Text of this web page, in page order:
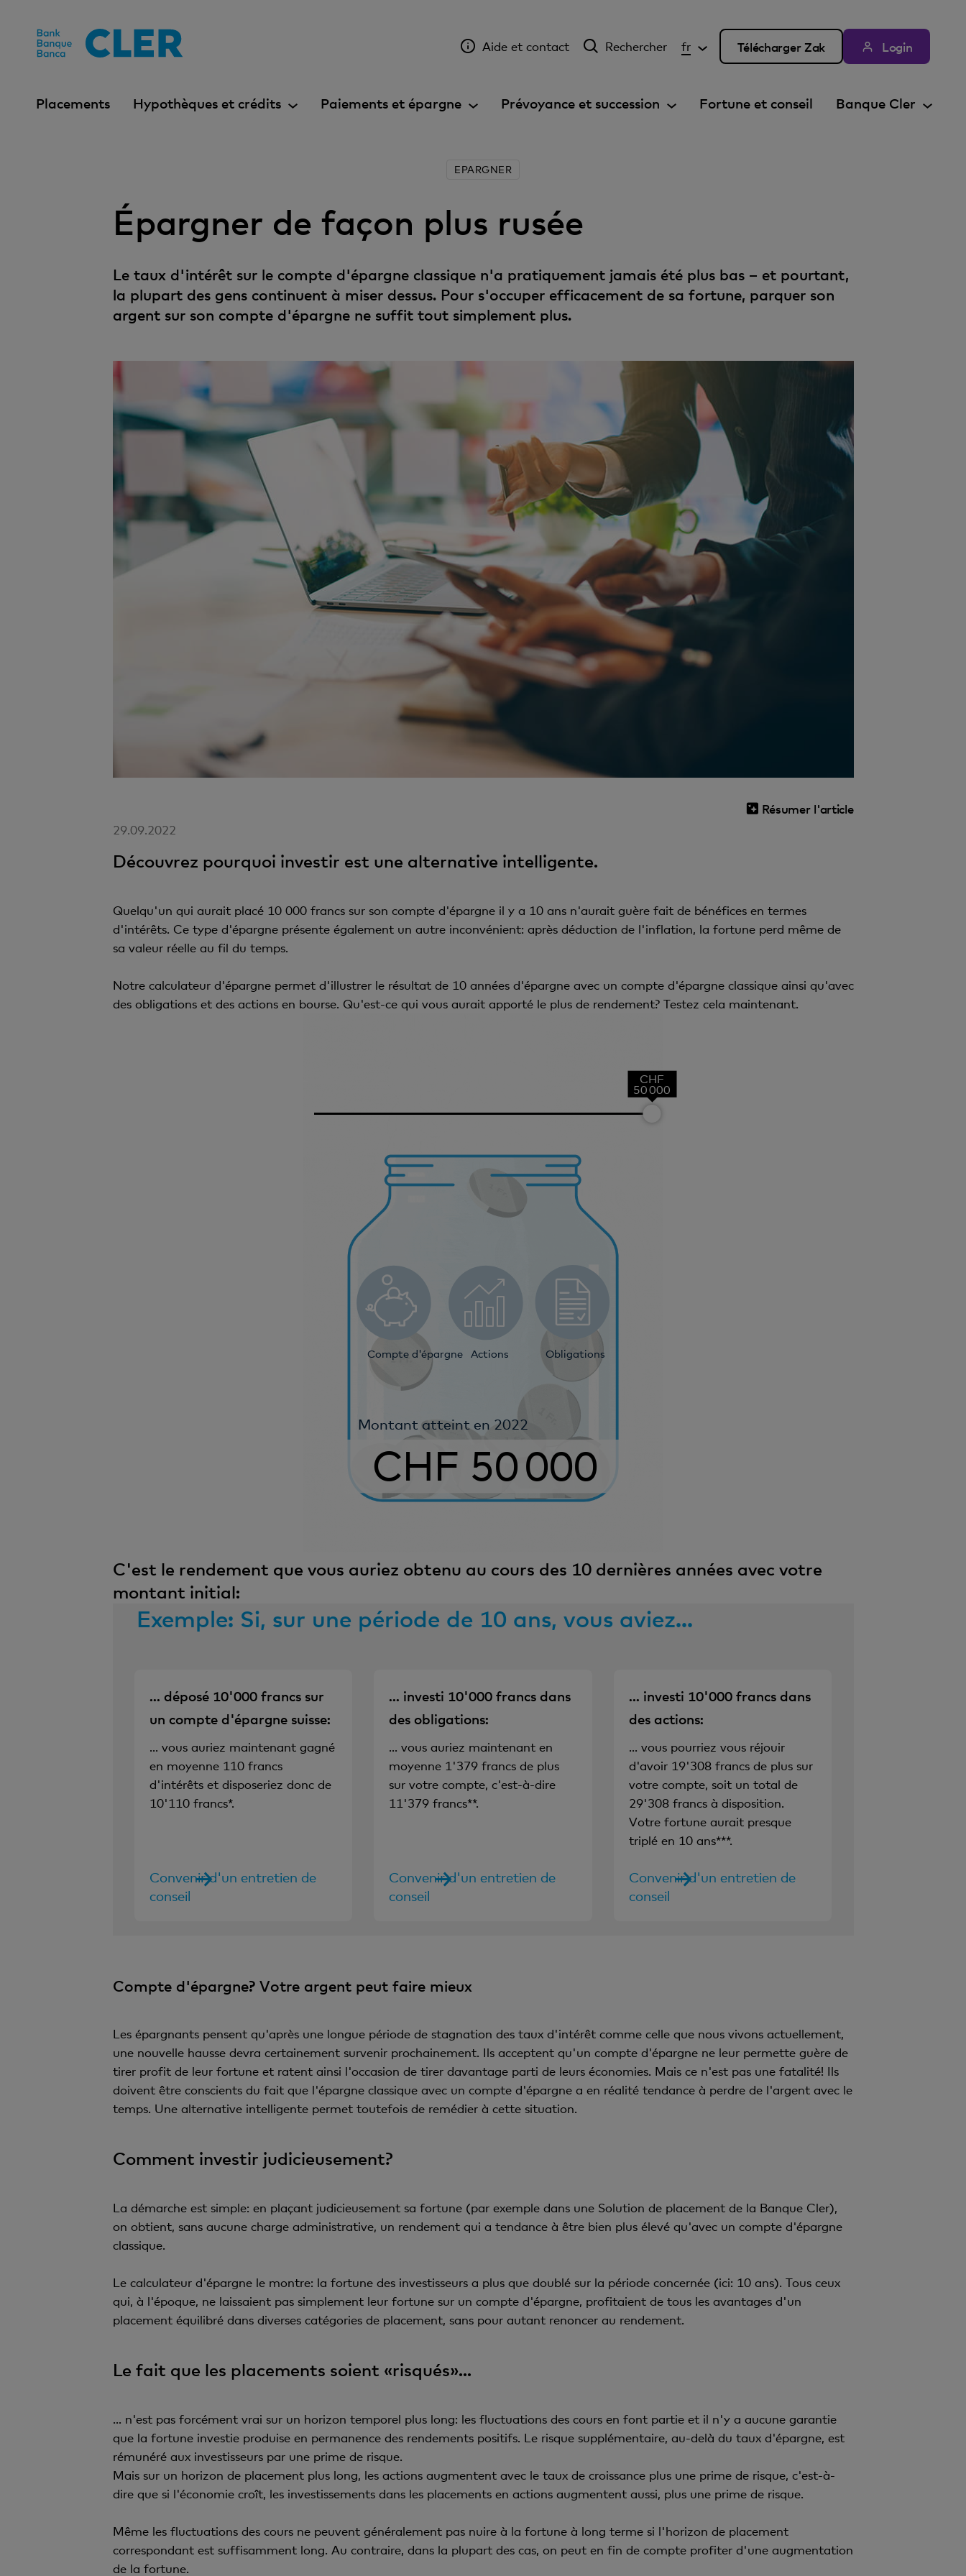
Aide et contact Rechercher fr Télécharger Zak Login
Placements Hypothèques et crédits Paiements et épargne Prévoyance et succession Fortune et conseil Banque Cler
EPARGNER
Épargner de façon plus rusée
Le taux d'intérêt sur le compte d'épargne classique n'a pratiquement jamais été plus bas – et pourtant,
la plupart des gens continuent à miser dessus. Pour s'occuper efficacement de sa fortune, parquer son
argent sur son compte d'épargne ne suffit tout simplement plus.
Résumer l'article
29.09.2022
Découvrez pourquoi investir est une alternative intelligente.
Quelqu'un qui aurait placé 10 000 francs sur son compte d'épargne il y a 10 ans n'aurait guère fait de bénéfices en termes
d'intérêts. Ce type d'épargne présente également un autre inconvénient: après déduction de l'inflation, la fortune perd même de
sa valeur réelle au fil du temps.
Notre calculateur d'épargne permet d'illustrer le résultat de 10 années d'épargne avec un compte d'épargne classique ainsi qu'avec
des obligations et des actions en bourse. Qu'est-ce qui vous aurait apporté le plus de rendement? Testez cela maintenant.
CHF
50 000
Compte d'épargne Actions Obligations
Montant atteint en 2022
CHF 50 000
C'est le rendement que vous auriez obtenu au cours des 10 dernières années avec votre
montant initial:
Exemple: Si, sur une période de 10 ans, vous aviez...
... déposé 10'000 francs sur
un compte d'épargne suisse:
... vous auriez maintenant gagné
en moyenne 110 francs
d'intérêts et disposeriez donc de
10'110 francs*.
Convenir d'un entretien de
conseil
... investi 10'000 francs dans
des obligations:
... vous auriez maintenant en
moyenne 1'379 francs de plus
sur votre compte, c'est-à-dire
11'379 francs**.
Convenir d'un entretien de
conseil
... investi 10'000 francs dans
des actions:
... vous pourriez vous réjouir
d'avoir 19'308 francs de plus sur
votre compte, soit un total de
29'308 francs à disposition.
Votre fortune aurait presque
triplé en 10 ans***.
Convenir d'un entretien de
conseil
Compte d'épargne? Votre argent peut faire mieux
Les épargnants pensent qu'après une longue période de stagnation des taux d'intérêt comme celle que nous vivons actuellement,
une nouvelle hausse devra certainement survenir prochainement. Ils acceptent qu'un compte d'épargne ne leur permette guère de
tirer profit de leur fortune et ratent ainsi l'occasion de tirer davantage parti de leurs économies. Mais ce n'est pas une fatalité! Ils
doivent être conscients du fait que l'épargne classique avec un compte d'épargne a en réalité tendance à perdre de l'argent avec le
temps. Une alternative intelligente permet toutefois de remédier à cette situation.
Comment investir judicieusement?
La démarche est simple: en plaçant judicieusement sa fortune (par exemple dans une Solution de placement de la Banque Cler),
on obtient, sans aucune charge administrative, un rendement qui a tendance à être bien plus élevé qu'avec un compte d'épargne
classique.
Le calculateur d'épargne le montre: la fortune des investisseurs a plus que doublé sur la période concernée (ici: 10 ans). Tous ceux
qui, à l'époque, ne laissaient pas simplement leur fortune sur un compte d'épargne, profitaient de tous les avantages d'un
placement équilibré dans diverses catégories de placement, sans pour autant renoncer au rendement.
Le fait que les placements soient «risqués»...
... n'est pas forcément vrai sur un horizon temporel plus long: les fluctuations des cours en font partie et il n'y a aucune garantie
que la fortune investie produise en permanence des rendements positifs. Le risque supplémentaire, au-delà du taux d'épargne, est
rémunéré aux investisseurs par une prime de risque.
Mais sur un horizon de placement plus long, les actions augmentent avec le taux de croissance plus une prime de risque, c'est-à-
dire que si l'économie croît, les investissements dans les placements en actions augmentent aussi, plus une prime de risque.
Même les fluctuations des cours ne peuvent généralement pas nuire à la fortune à long terme si l'horizon de placement
correspondant est suffisamment long. Au contraire, dans la plupart des cas, on peut en fin de compte profiter d'une augmentation
de la fortune.